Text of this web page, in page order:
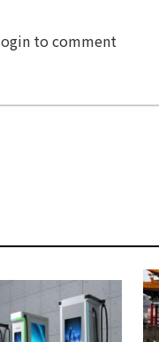
to comment